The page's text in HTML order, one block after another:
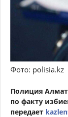
Фото: polisia.kz
Полиция
по факту
передает